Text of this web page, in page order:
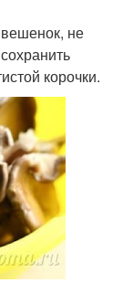
вешенок
не
корочки.